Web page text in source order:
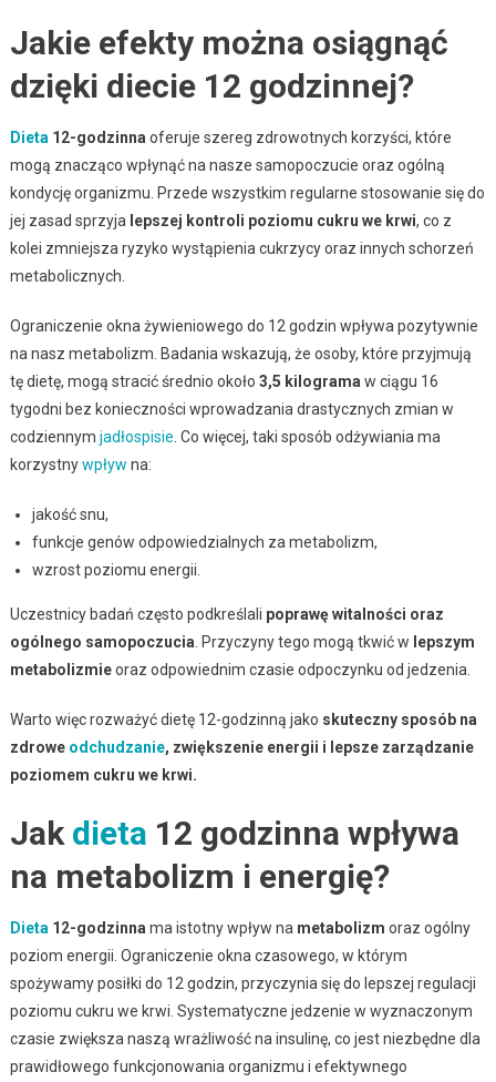
Jakie efekty można osiągnąć
dzięki diecie 12 godzinnej?
Dieta 12-godzinna oferuje szereg zdrowotnych korzyści, które
mogą znacząco wpłynąć na nasze samopoczucie oraz ogólną
kondycję organizmu. Przede wszystkim regularne stosowanie się do
jej zasad sprzyja lepszej kontroli poziomu cukru we krwi, co z
kolei zmniejsza ryzyko wystąpienia cukrzycy oraz innych schorzeń
metabolicznych.
Ograniczenie okna żywieniowego do 12 godzin wpływa pozytywnie
na nasz metabolizm. Badania wskazują, że osoby, które przyjmują
tę dietę, mogą stracić średnio około 3,5 kilograma w ciągu 16
tygodni bez konieczności wprowadzania drastycznych zmian w
codziennym jadłospisie . Co więcej, taki sposób odżywiania ma
korzystnywpływ na:
jakość snu,
funkcje genów odpowiedzialnych za metabolizm,
wzrost poziomu energii.
Uczestnicy badań często podkreślali poprawę witalności oraz
ogólnego samopoczucia . Przyczyny tego mogą tkwić w lepszym
metabolizmieoraz odpowiednim czasie odpoczynku od jedzenia.
Warto więc rozważyć dietę 12-godzinną jako skuteczny sposób na
zdrowe odchudzanie, zwiększenie energii i lepsze zarządzanie
poziomem cukru we krwi.
Jak dieta 12 godzinna wpływa
na metabolizm i energię?
Dieta 12-godzinna ma istotny wpływ na metabolizm oraz ogólny
poziom energii. Ograniczenie okna czasowego, w którym
spożywamy posiłki do 12 godzin, przyczynia się do lepszej regulacji
poziomu cukru we krwi. Systematyczne jedzenie w wyznaczonym
czasie zwiększa naszą wrażliwość na insulinę, co jest niezbędne dla
prawidłowego funkcjonowania organizmu i efektywnego